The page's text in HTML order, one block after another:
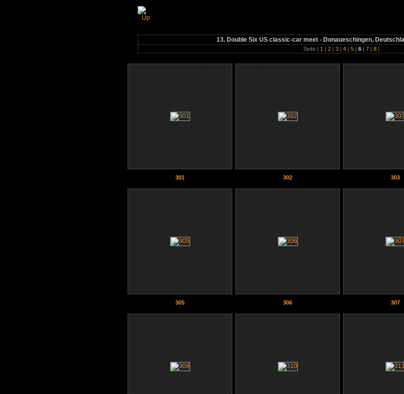
13. Double Six US classic-car meet - Donaueschingen,
Seite | 1 | 2 | 3 | 4 | 5 | 6 | 7 | 8 |
301 302 303
305 306 307